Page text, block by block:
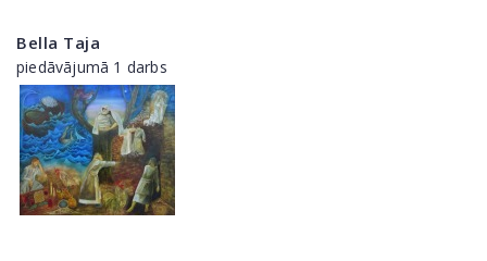
Bella Taja
piedāvājumā 1 darbs